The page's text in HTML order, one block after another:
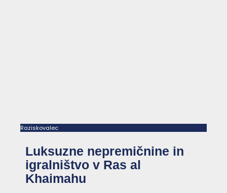
Raziskovalec
Luksuzne nepremičnine in
igralništvo v Ras al
Khaimahu